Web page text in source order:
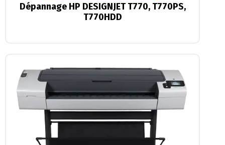
Dépannage HP DESIGNJET T770, T770PS,
T770HDD